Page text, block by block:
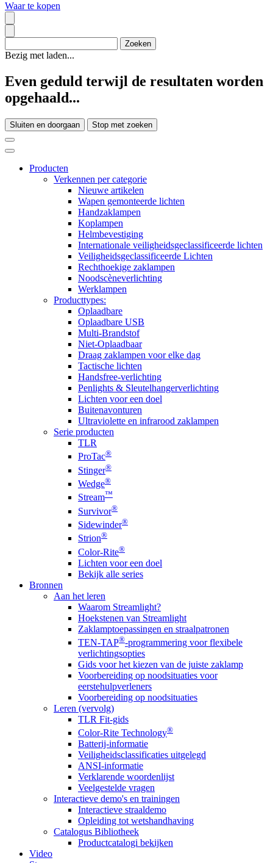
Waar te kopen
Bezig met laden...
Even geduld terwijl de resultaten worden
opgehaald...
Sluiten en doorgaan Stop met zoeken
Producten
Verkennen per categorie
Nieuwe artikelen
Wapen gemonteerde lichten
Handzaklampen
Koplampen
Helmbevestiging
Internationale veiligheidsgeclassificeerde lichten
Veiligheidsgeclassificeerde Lichten
Rechthoekige zaklampen
Noodscèneverlichting
Werklampen
Producttypes:
Oplaadbare
Oplaadbare USB
Multi-Brandstof
Niet-Oplaadbaar
Draag zaklampen voor elke dag
Tactische lichten
Handsfree-verlichting
Penlights & Sleutelhangerverlichting
Lichten voor een doel
Buitenavonturen
Ultraviolette en infrarood zaklampen
Serie producten
TLR
ProTac®
Stinger®
Wedge®
Stream™
Survivor®
Sidewinder®
Strion®
Color-Rite®
Lichten voor een doel
Bekijk alle series
Bronnen
Aan het leren
Waarom Streamlight?
Hoekstenen van Streamlight
Zaklamptoepassingen en straalpatronen
TEN-TAP®-programmering voor flexibele
verlichtingsopties
Gids voor het kiezen van de juiste zaklamp
Voorbereiding op noodsituaties voor
eerstehulpverleners
Voorbereiding op noodsituaties
Leren (vervolg)
TLR Fit-gids
Color-Rite Technology®
Batterij-informatie
Veiligheidsclassificaties uitgelegd
ANSI-informatie
Verklarende woordenlijst
Veelgestelde vragen
Interactieve demo's en trainingen
Interactieve straaldemo
Opleiding tot wetshandhaving
Catalogus Bibliotheek
Productcatalogi bekijken
Video